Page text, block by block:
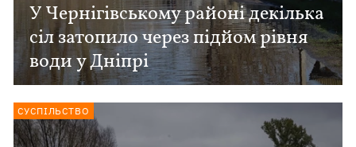
У Чернігівському районі декілька
сіл затопило через підйом рівня
води у Дніпрі
СУСПІЛЬСТВО